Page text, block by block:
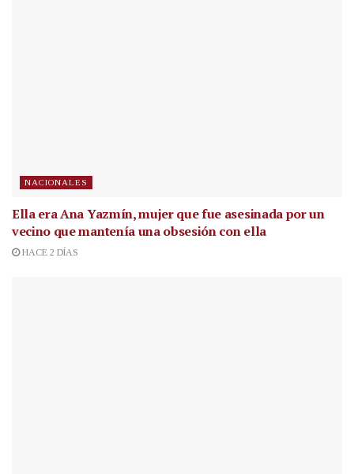
NACIONALES
Ella era Ana Yazmín, mujer que fue asesinada por un
vecino que mantenía una obsesión con ella
HACE 2 DÍAS